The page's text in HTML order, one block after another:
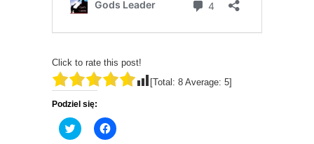
Click to rate this post!
[Total: 8 Average: 5]
Podziel się:
C
l
C
l